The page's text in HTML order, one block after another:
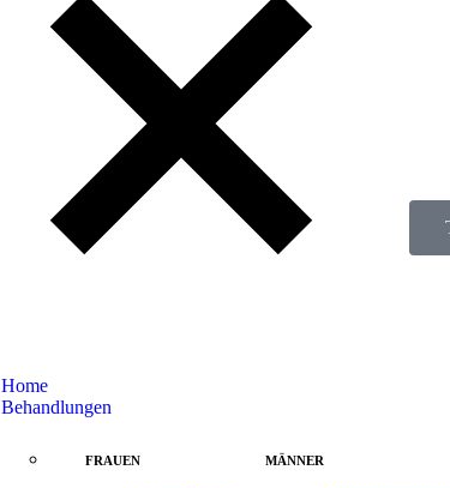
Home
Behandlungen
FRAUEN MÄNNER